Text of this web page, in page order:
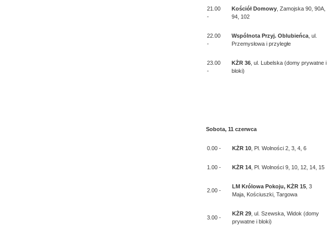
21.00
-
Kościół Domowy, Zamojska 90, 90A,
94, 102
22.00
-
Wspólnota Przyj. Oblubieńca, ul.
Przemysłowa i przyległe
23.00
-
KŻR 36, ul. Lubelska (domy prywatne i
bloki)
Sobota, 11 czerwca
0.00 - KŻR 10, Pl. Wolności 2, 3, 4, 6
1.00 - KŻR 14, Pl. Wolności 9, 10, 12, 14, 15
2.00 -
LM Królowa Pokoju, KŻR 15, 3
Maja, Kościuszki, Targowa
3.00 -
KŻR 29, ul. Szewska, Widok (domy
prywatne i bloki)